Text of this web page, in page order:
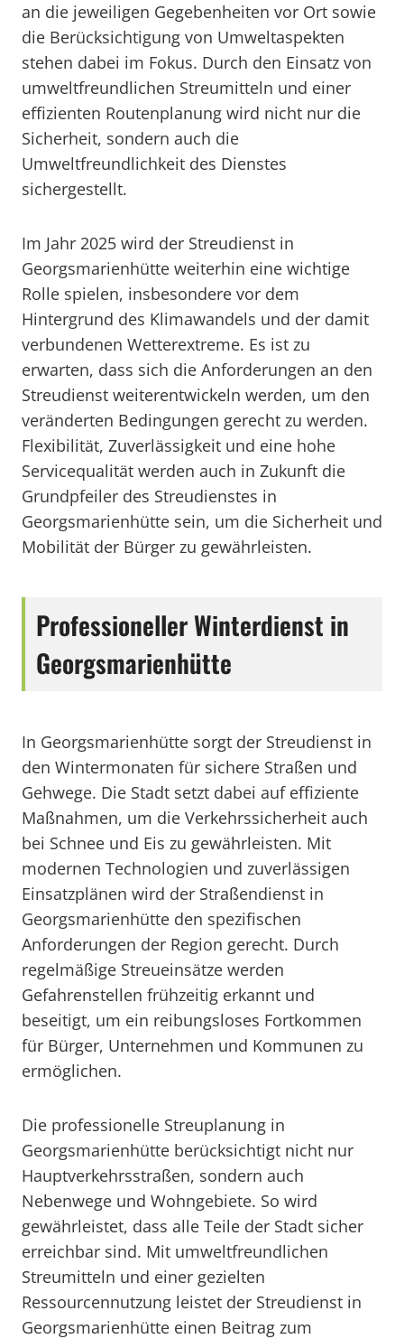
an die jeweiligen Gegebenheiten vor Ort sowie
die Berücksichtigung von Umweltaspekten
stehen dabei im Fokus. Durch den Einsatz von
umweltfreundlichen Streumitteln und einer
effizienten Routenplanung wird nicht nur die
Sicherheit, sondern auch die
Umweltfreundlichkeit des Dienstes
sichergestellt.
Im Jahr 2025 wird der Streudienst in
Georgsmarienhütte weiterhin eine wichtige
Rolle spielen, insbesondere vor dem
Hintergrund des Klimawandels und der damit
verbundenen Wetterextreme. Es ist zu
erwarten, dass sich die Anforderungen an den
Streudienst weiterentwickeln werden, um den
veränderten Bedingungen gerecht zu werden.
Flexibilität, Zuverlässigkeit und eine hohe
Servicequalität werden auch in Zukunft die
Grundpfeiler des Streudienstes in
Georgsmarienhütte sein, um die Sicherheit und
Mobilität der Bürger zu gewährleisten.
Professioneller Winterdienst in
Georgsmarienhütte
In Georgsmarienhütte sorgt der Streudienst in
den Wintermonaten für sichere Straßen und
Gehwege. Die Stadt setzt dabei auf effiziente
Maßnahmen, um die Verkehrssicherheit auch
bei Schnee und Eis zu gewährleisten. Mit
modernen Technologien und zuverlässigen
Einsatzplänen wird der Straßendienst in
Georgsmarienhütte den spezifischen
Anforderungen der Region gerecht. Durch
regelmäßige Streueinsätze werden
Gefahrenstellen frühzeitig erkannt und
beseitigt, um ein reibungsloses Fortkommen
für Bürger, Unternehmen und Kommunen zu
ermöglichen.
Die professionelle Streuplanung in
Georgsmarienhütte berücksichtigt nicht nur
Hauptverkehrsstraßen, sondern auch
Nebenwege und Wohngebiete. So wird
gewährleistet, dass alle Teile der Stadt sicher
erreichbar sind. Mit umweltfreundlichen
Streumitteln und einer gezielten
Ressourcennutzung leistet der Streudienst in
Georgsmarienhütte einen Beitrag zum